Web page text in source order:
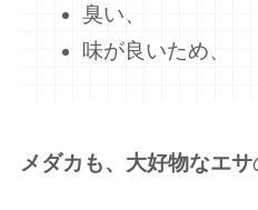
臭い、
味が良いため、
メダカも、大好物なエサ